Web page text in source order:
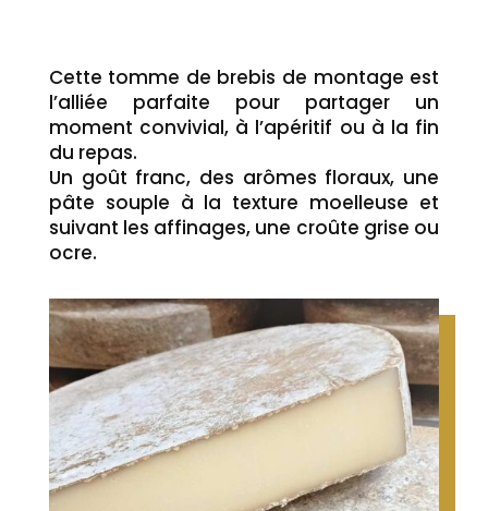
Cette tomme de brebis de montage est
l’alliée parfaite pour partager un
moment convivial, à l’apéritif ou à la fin
du repas.
Un goût franc, des arômes floraux, une
pâte souple à la texture moelleuse et
suivant les affinages, une croûte grise ou
ocre.